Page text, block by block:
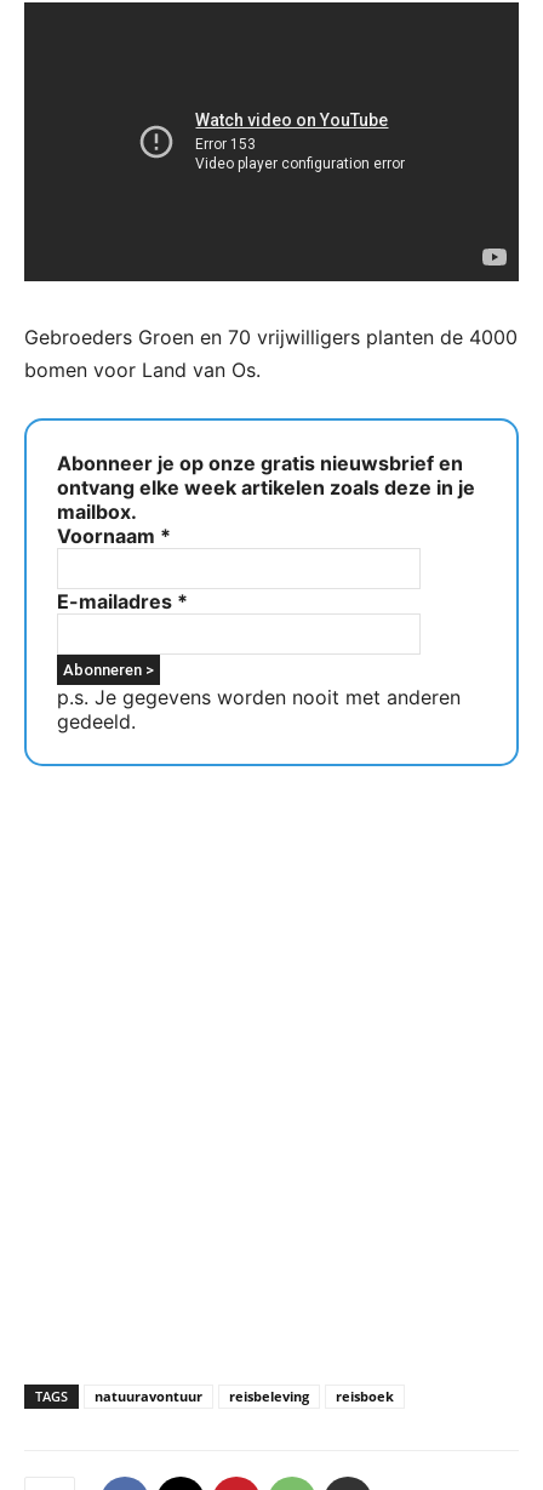
Gebroeders Groen en 70 vrijwilligers planten de 4000
bomen voor Land van Os.
Abonneer je op onze gratis nieuwsbrief en
ontvang elke week artikelen zoals deze in je
mailbox.
Voornaam *
E-mailadres *
p.s. Je gegevens worden nooit met anderen
gedeeld.
TAGS natuuravontuur reisbeleving reisboek